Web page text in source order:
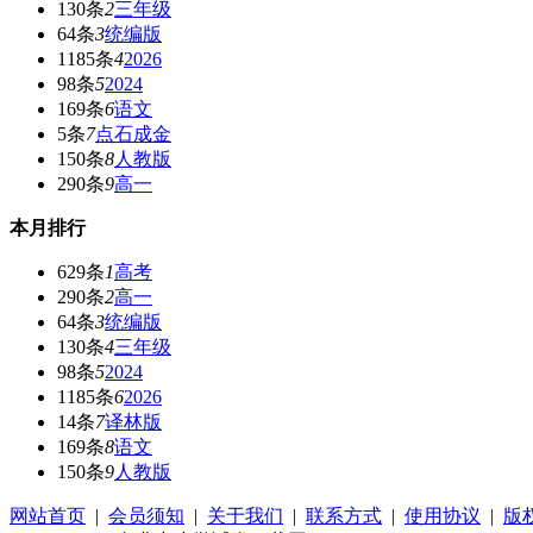
130条2三年级
64条3统编版
1185条42026
98条52024
169条6语文
5条7点石成金
150条8人教版
290条9高一
本月排行
629条1高考
290条2高一
64条3统编版
130条4三年级
98条52024
1185条62026
14条7译林版
169条8语文
150条9人教版
网站首页 | 会员须知 | 关于我们 | 联系方式 | 使用协议 | 版